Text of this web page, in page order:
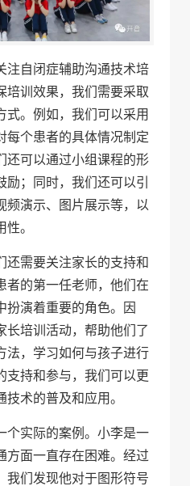
注自闭症辅助沟通技术培
培训效果，我们需要采取
式。例如，我们可以采用
每个患者的具体情况制定
还可以通过小组课程的形
；同时，我们还可以引
频演示、图片展示等，以
。
还需要关注家长的支持和
者的第一任老师，他们在
扮演着重要的角色。因
长培训活动，帮助他们了
法，学习如何与孩子进行
支持和参与，我们可以更
术的普及和应用。
个实际的案例。小李是一
方面一直存在困难。经过
我们发现他对于图形符号